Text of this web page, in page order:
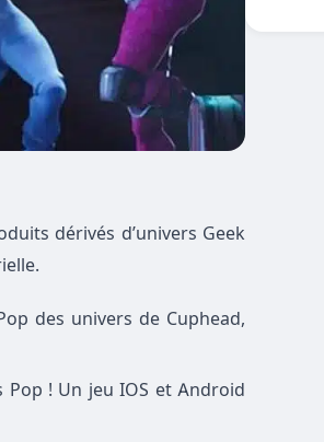
dérivés d’univers Geek
des univers de Cuphead,
! Un jeu IOS et Android